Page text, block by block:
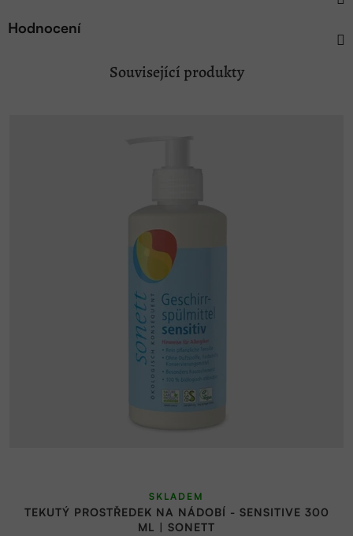
Hodnocení
Související produkty
TEKUTÝ PROSTŘEDEK NA NÁDOBÍ - SENSITIVE 300
ML | SONETT
SKLADEM